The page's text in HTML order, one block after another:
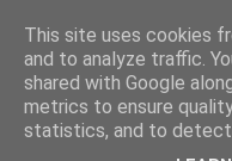
This site uses cookies
and to analyze traffic.
shared with Google
metrics to ensure
statistics, and to detect